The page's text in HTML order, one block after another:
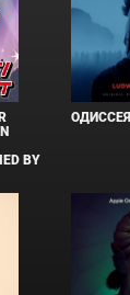
BY
ОДИССЕЯ